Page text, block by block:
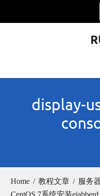
display-
Home 教程文章
服务
CentOS 7系统安装